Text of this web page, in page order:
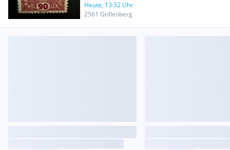
Heute, 13:32 Uhr
2561 Grillenberg